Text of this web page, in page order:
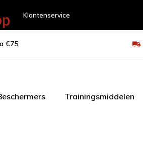
Klantenservice
€75
Trainingsmiddelen